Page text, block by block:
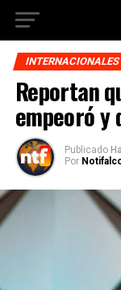
INTERNACIONALES
Reportan
empeoró y
Publicado
Por